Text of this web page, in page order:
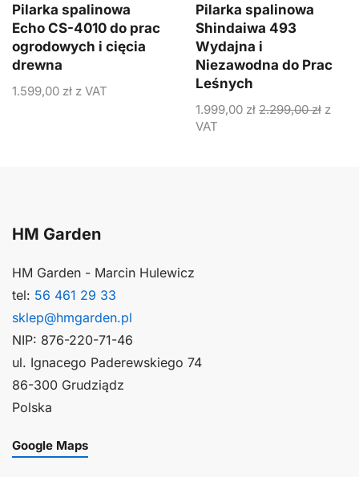
Pilarka spalinowa
Echo CS-4010 do prac
ogrodowych i cięcia
drewna
1.599,00 zł z VAT
Pilarka spalinowa
Shindaiwa 493
Wydajna i
Niezawodna do Prac
Leśnych
1.999,00 zł 2.299,00zł z
VAT
HM Garden
HM Garden - Marcin Hulewicz
tel: 56 461 29 33
sklep@hmgarden.pl
NIP: 876-220-71-46
ul. Ignacego Paderewskiego 74
86-300 Grudziądz
Polska
Google Maps